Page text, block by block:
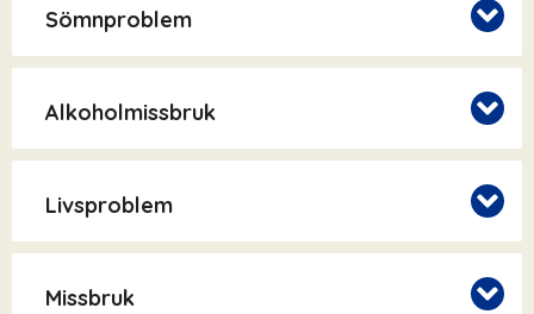
Sömnproblem
Alkoholmissbruk
Livsproblem
Missbruk